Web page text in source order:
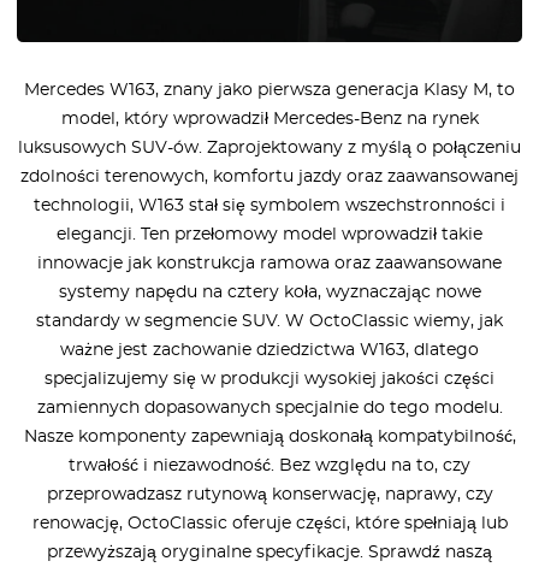
Mercedes W163, znany jako pierwsza generacja Klasy M, to
model, który wprowadził Mercedes-Benz na rynek
luksusowych SUV-ów. Zaprojektowany z myślą o połączeniu
zdolności terenowych, komfortu jazdy oraz zaawansowanej
technologii, W163 stał się symbolem wszechstronności i
elegancji. Ten przełomowy model wprowadził takie
innowacje jak konstrukcja ramowa oraz zaawansowane
systemy napędu na cztery koła, wyznaczając nowe
standardy w segmencie SUV. W OctoClassic wiemy, jak
ważne jest zachowanie dziedzictwa W163, dlatego
specjalizujemy się w produkcji wysokiej jakości części
zamiennych dopasowanych specjalnie do tego modelu.
Nasze komponenty zapewniają doskonałą kompatybilność,
trwałość i niezawodność. Bez względu na to, czy
przeprowadzasz rutynową konserwację, naprawy, czy
renowację, OctoClassic oferuje części, które spełniają lub
przewyższają oryginalne specyfikacje. Sprawdź naszą